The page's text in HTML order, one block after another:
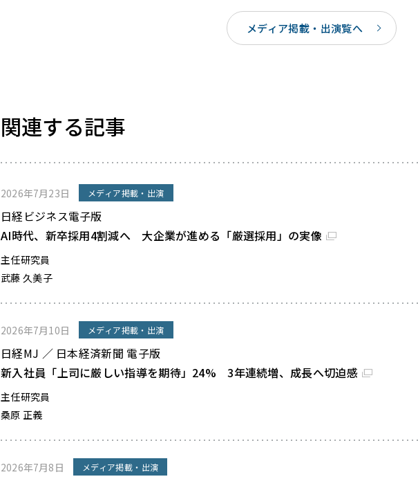
メディア掲載・出演覧へ
関連する記事
2026年7月23日 メディア掲載・出演
日経ビジネス電子版
AI時代、新卒採用4割減へ 大企業が進める「厳選採用」の実像
主任研究員
武藤 久美子
2026年7月10日 メディア掲載・出演
日経MJ ／ 日本経済新聞 電子版
新入社員「上司に厳しい指導を期待」24% 3年連続増、成長へ切迫感
主任研究員
桑原 正義
2026年7月8日 メディア掲載・出演